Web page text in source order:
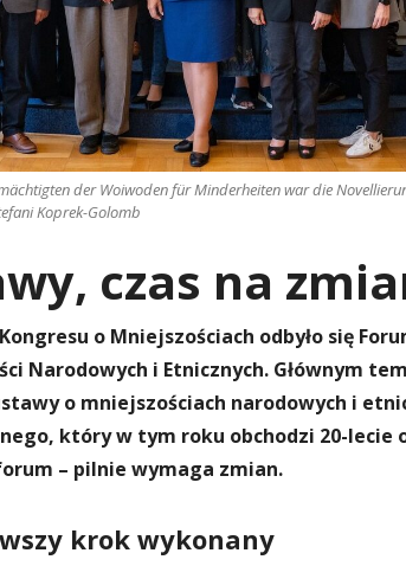
der Woiwoden für Minderheiten war die
Koprek-Golomb
czas na
o Mniejszościach odbyło się
Narodowych i Etnicznych. Głównym
o mniejszościach narodowych i
który w tym roku obchodzi 20-lecie
– pilnie wymaga zmian.
krok wykonany